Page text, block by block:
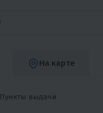
На карте
Пункты выдачи